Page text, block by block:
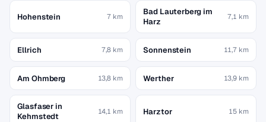
Hohenstein 7 km
Bad Lauterberg im
Harz
7,1 km
Ellrich 7,8 km Sonnenstein 11,7 km
Am Ohmberg 13,8 km Werther 13,9 km
Glasfaser in
Kehmstedt
14,1 km Harztor 15 km